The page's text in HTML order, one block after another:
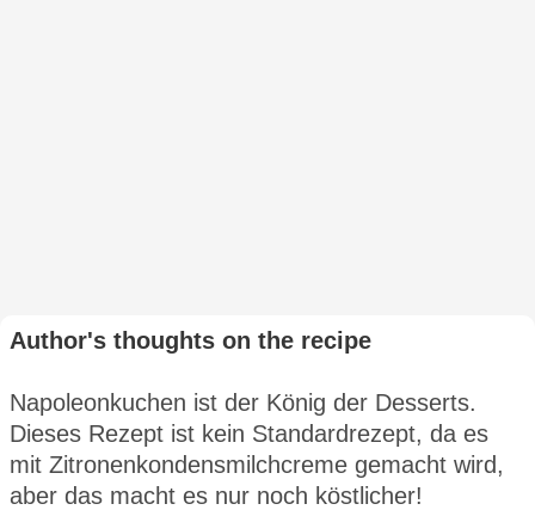
Author's thoughts on the recipe
Napoleonkuchen ist der König der Desserts.
Dieses Rezept ist kein Standardrezept, da es
mit Zitronenkondensmilchcreme gemacht wird,
aber das macht es nur noch köstlicher!